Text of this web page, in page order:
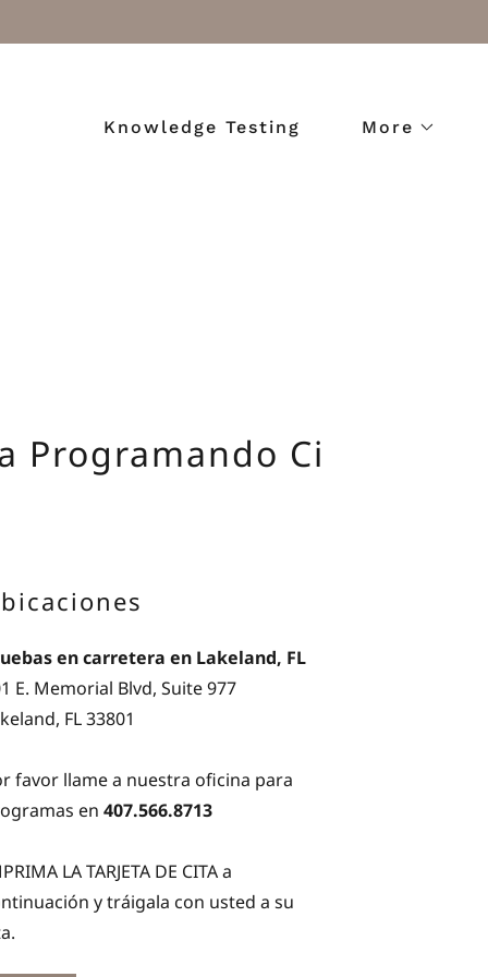
Knowledge Testing More
Programando Ci
en carretera en Lakeland, FL
E. Memorial Blvd, Suite 977
FL 33801
favor llame a nuestra oficina para
en 407.566.8713
LA TARJETA DE CITA a
y tráigala con usted a su